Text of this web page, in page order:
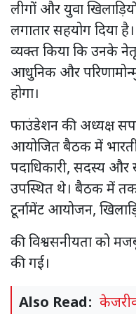
लीगों और युवा
लगातार सहयोग दिया
व्यक्त किया कि उनके
आधुनिक और
होगा।
फाउंडेशन की अध्यक्ष
आयोजित बैठक में
पदाधिकारी, सदस्य
उपस्थित थे। बैठक में
टूर्नामेंट आयोजन,
की विश्वसनीयता को
की गई।
Also Read: